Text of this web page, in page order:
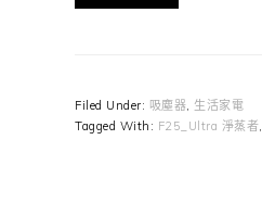
Filed Under: 吸塵器, 生活家電
Tagged With: F25_Ultra 淨蒸者,